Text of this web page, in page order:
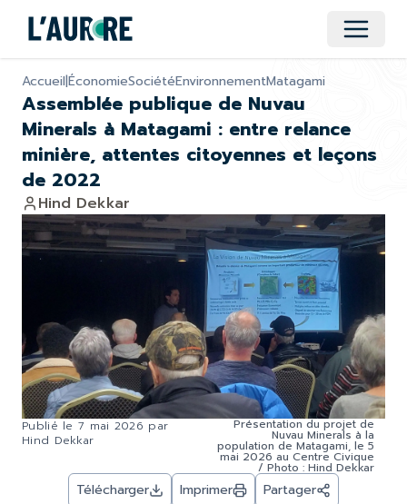
Ouvrir
Accueil|ÉconomieSociétéEnvironnementMatagami
Assemblée publique de Nuvau
Minerals à Matagami : entre relance
minière, attentes citoyennes et leçons
de 2022
Hind Dekkar
Publié le 7 mai 2026 par
Hind Dekkar
Présentation du projet de
Nuvau Minerals à la
population de Matagami, le 5
mai 2026 au Centre Civique
/ Photo : Hind Dekkar
Télécharger Imprimer Partager